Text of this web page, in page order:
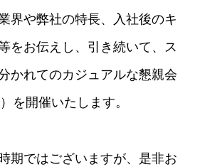
界や弊社の特長、入社後のキ
をお伝えし、引き続いて、ス
かれてのカジュアルな懇親会
を開催いたします。
期ではございますが、是非お